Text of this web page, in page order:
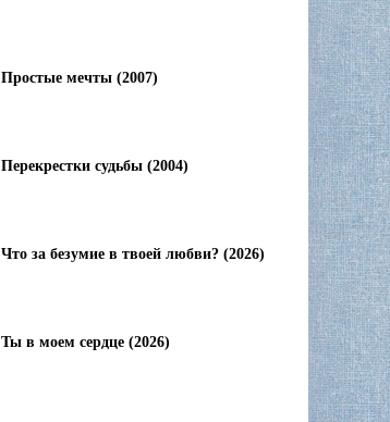
Простые мечты (2007)
Перекрестки судьбы (2004)
Что за безумие в твоей любви? (2026)
Ты в моем сердце (2026)